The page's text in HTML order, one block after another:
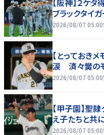
ブラックタイ
2026/08/07 05:00
【とっておき
涙 済々黌のモ
2026/08/07 05:00
【甲子園】聖
え子たちと共
2026/08/07 05:00